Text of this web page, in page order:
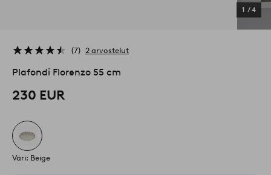
1 /4
7 2 arvostelut
Plafondi Florenzo 55 cm
230 EUR
Väri: Beige